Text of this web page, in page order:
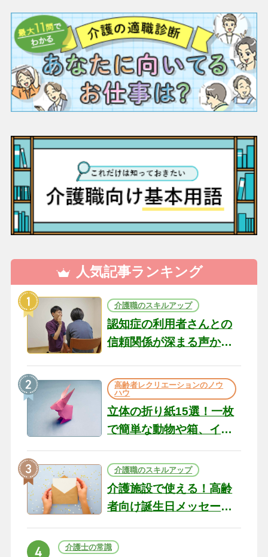
人気記事ランキング
介護職のスキルアップ
認知症の利用者さんとの
信頼関係が深まる声かけ
の現場から（22）
高齢者レクリエーションのノウ
ハウ
立体の折り紙15選！一枚
で簡単な動物や箱、イン
介護職のスキルアップ
介護施設で使える！高齢
者向け誕生日メッセージ
ト
介護士の常識